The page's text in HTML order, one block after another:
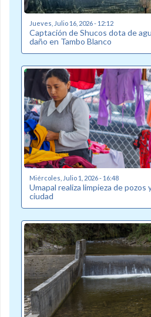
Jueves, Julio 16, 2026 - 12:12
Captación de Shucos dota de
daño en Tambo Blanco
Miércoles, Julio 1, 2026 - 16:48
Umapal realiza limpieza de pozos
ciudad